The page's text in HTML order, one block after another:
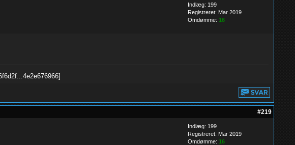
Indlæg: 199
Registreret: Mar 2019
Omdømme: 16
#219
Indlæg: 199
Registreret: Mar 2019
Omdømme: 16